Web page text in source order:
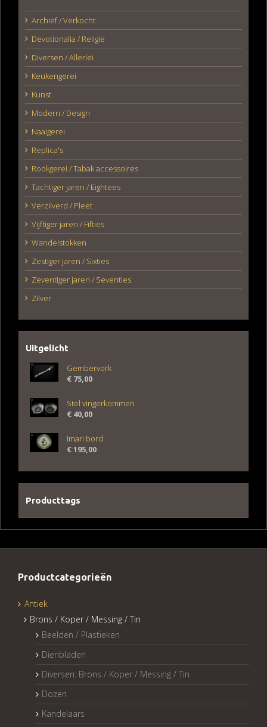
Archief / Verkocht
Devotionalia / Religie
Diversen / Allerlei
Keukengerei
Kunst
Modern / Design
Naaigerei
Replica's
Rookgerei / Tabak accessoires
Tachtiger jaren / Eightees
Verzilverd / Pleet
Vijftiger jaren / Fifties
Wandelstokken
Zestiger jaren / Sixties
Zeventiger jaren / Seventies
Zilver
Uitgelicht
Gembervork
€ 75,00
Stel vingerkommen
€ 40,00
Imari bord
€195,00
Producttags
Productcategorieën
Antiek
Brons / Koper / Messing / Tin
Beelden / Plastieken
Dienbladen
Diversen: Brons / Koper / Messing / Tin
Dozen
Kandelaars